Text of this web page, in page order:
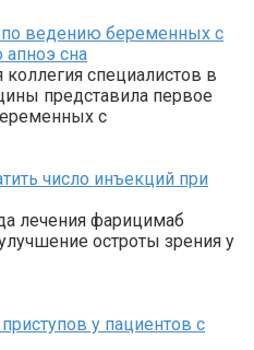
ведению беременных с
апноэ сна
специалистов в
представила первое
с
число инъекций при
лечения фарицимаб
остроты зрения у
у пациентов с